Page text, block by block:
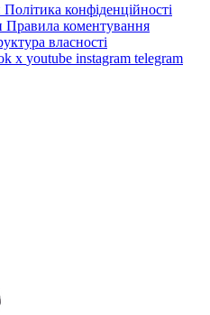
Політика конфіденційності
Правила коментування
власності
x youtube instagram telegram